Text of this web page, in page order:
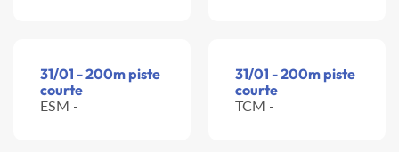
31/01 - 200m piste
courte
ESM -
31/01 - 200m piste
courte
TCM -